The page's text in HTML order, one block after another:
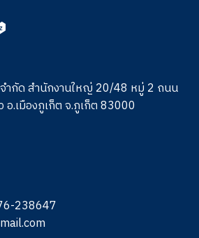
จำกัด สำนักงานใหญ่ 20/48 หมู่ 2 ถนน
อ.เมืองภูเก็ต จ.ภูเก็ต 83000
238647